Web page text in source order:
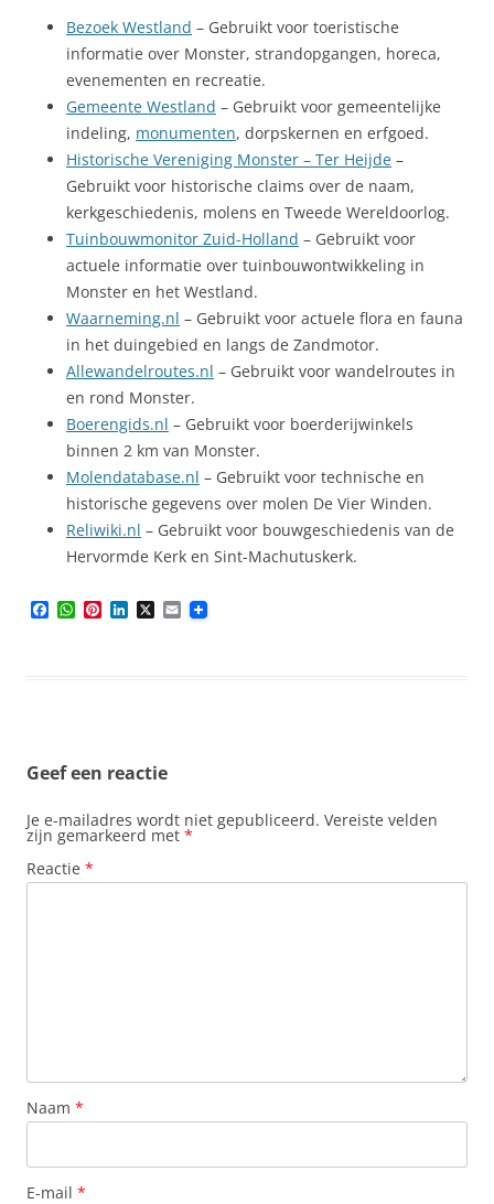
Bezoek Westland – Gebruikt voor toeristische
informatie over Monster, strandopgangen, horeca,
evenementen en recreatie.
Gemeente Westland – Gebruikt voor gemeentelijke
indeling, monumenten, dorpskernen en erfgoed.
Historische Vereniging Monster – Ter Heijde –
Gebruikt voor historische claims over de naam,
kerkgeschiedenis, molens en Tweede Wereldoorlog.
Tuinbouwmonitor Zuid-Holland – Gebruikt voor
actuele informatie over tuinbouwontwikkeling in
Monster en het Westland.
Waarneming.nl – Gebruikt voor actuele flora en fauna
in het duingebied en langs de Zandmotor.
Allewandelroutes.nl – Gebruikt voor wandelroutes in
en rond Monster.
Boerengids.nl – Gebruikt voor boerderijwinkels
binnen 2 km van Monster.
Molendatabase.nl – Gebruikt voor technische en
historische gegevens over molen De Vier Winden.
Reliwiki.nl – Gebruikt voor bouwgeschiedenis van de
Hervormde Kerk en Sint-Machutuskerk.
W P X E
m
Geef een reactie
Je e-mailadres wordt niet gepubliceerd. Vereiste velden
zijn gemarkeerd met *
Reactie *
Naam *
E-mail *